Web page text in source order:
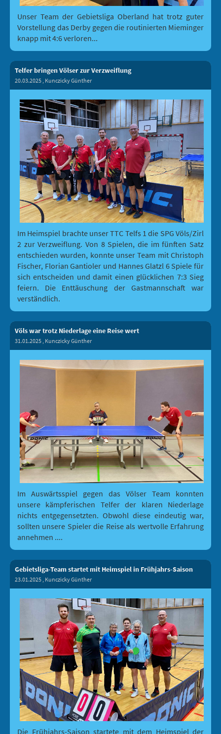
Unser Team der Gebietsliga Oberland hat trotz guter
Vorstellung das Derby gegen die routinierten Mieminger
knapp mit 4:6 verloren...
Telfer bringen Völser zur Verzweiflung
20.03.2025 , Kunczicky Günther
Im Heimspiel brachte unser TTC Telfs 1 die SPG Völs/Zirl
2 zur Verzweiflung. Von 8 Spielen, die im fünften Satz
entschieden wurden, konnte unser Team mit Christoph
Fischer, Florian Gantioler und Hannes Glatzl 6 Spiele für
sich entscheiden und damit einen glücklichen 7:3 Sieg
feiern. Die Enttäuschung der Gastmannschaft war
verständlich.
Völs war trotz Niederlage eine Reise wert
31.01.2025 , Kunczicky Günther
Im Auswärtsspiel gegen das Völser Team konnten
unsere kämpferischen Telfer der klaren Niederlage
nichts entgegensetzten. Obwohl diese eindeutig war,
sollten unsere Spieler die Reise als wertvolle Erfahrung
annehmen ....
Gebietsliga-Team startet mit Heimspiel in Frühjahrs-Saison
23.01.2025 , Kunczicky Günther
Die Frühjahrs-Saison startete mit dem Heimspiel der